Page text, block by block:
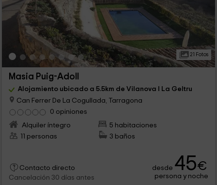
21 Fotos
Masia Puig-Adoll
Alojamiento ubicado a 5.5km de Vilanova I La Geltru
Can Ferrer De La Cogullada, Tarragona
0 opiniones
Alquiler íntegro
5 habitaciones
11 personas
3 baños
Contacto directo
Cancelación 30 días antes
desde 45€
persona y noche